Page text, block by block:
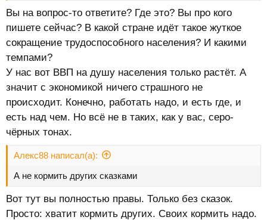
Вы на вопрос-то ответите? Где это? Вы про кого
пишете сейчас? В какой стране идёт такое жуткое
сокращение трудоспособного населения? И какими
темпами?
У нас вот ВВП на душу населения только растёт. А
значит с экономикой ничего страшного не
происходит. Конечно, работать надо, и есть где, и
есть над чем. Но всё не в таких, как у вас, серо-
чёрных тонах.
Алекс88 написал(а):
А не кормить других сказками
Вот тут вы полностью правы. Только без сказок.
Просто: хватит кормить других. Своих кормить надо.